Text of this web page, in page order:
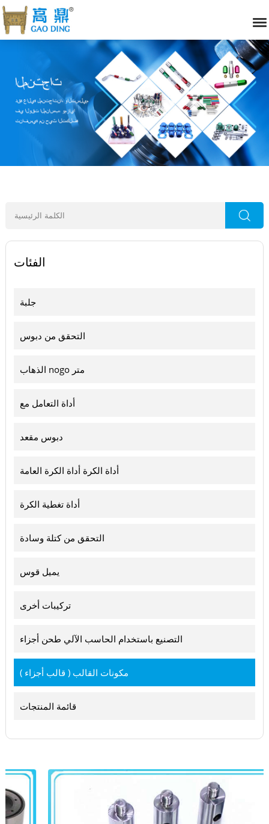
الفئات
جلبة
التحقق من دبوس
الذهاب nogo متر
أداة التعامل مع
دبوس مقعد
أداة الكرة أداة الكرة العامة
أداة تغطية الكرة
التحقق من كتلة وسادة
يميل قوس
تركيبات أخرى
التصنيع باستخدام الحاسب الآلي طحن أجزاء
مكونات القالب ( قالب أجزاء )
قائمة المنتجات